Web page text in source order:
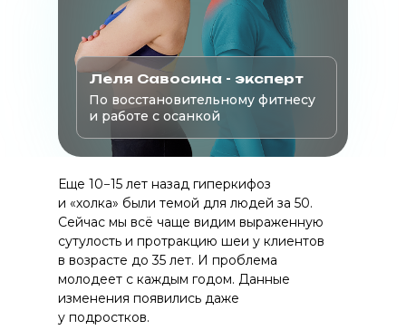
По восстановительному фитнесу
и работе с осанкой
Леля Савосина - эксперт
Еще 10−15 лет назад гиперкифоз
и «холка» были темой для людей за 50.
Сейчас мы всё чаще видим выраженную
сутулость и протракцию шеи у клиентов
в возрасте до 35 лет. И проблема
молодеет с каждым годом. Данные
изменения появились даже
у подростков.